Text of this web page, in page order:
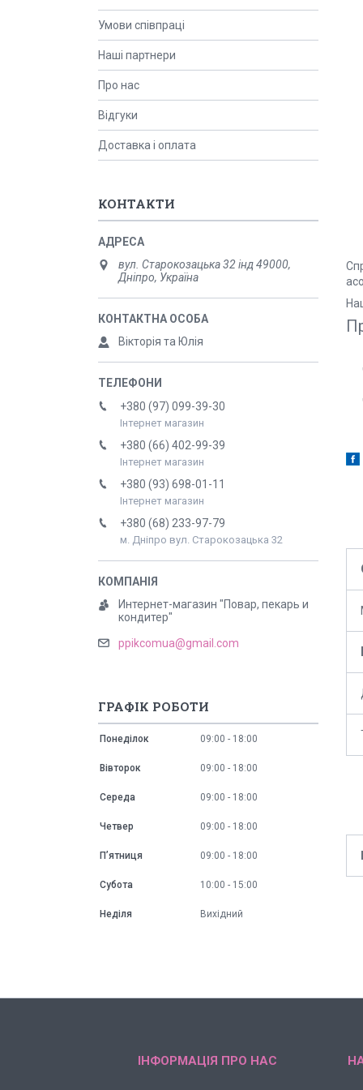
Умови співпраці
Наші партнери
Про нас
Відгуки
Доставка і оплата
КОНТАКТИ
вул. Старокозацька 32 інд 49000,
Дніпро, Україна
Вікторія та Юлія
+380 (97) 099-39-30
Інтернет магазин
+380 (66) 402-99-39
Інтернет магазин
+380 (93) 698-01-11
Інтернет магазин
+380 (68) 233-97-79
м. Дніпро вул. Старокозацька 32
Интернет-магазин "Повар, пекарь и
кондитер"
ppikcomua@gmail.com
ГРАФІК РОБОТИ
Понеділок 09:00 18:00
Вівторок 09:00 18:00
Середа 09:00 18:00
Четвер 09:00 18:00
Пʼятниця 09:00 18:00
Субота 10:00 15:00
Неділя Вихідний
ІНФОРМАЦІЯ ПРО НАС